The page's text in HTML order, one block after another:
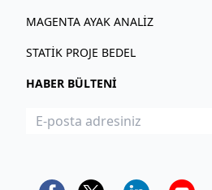
MAGENTA AYAK ANALIZ
STATIK PROJE BEDEL
HABER BÜLTENİ